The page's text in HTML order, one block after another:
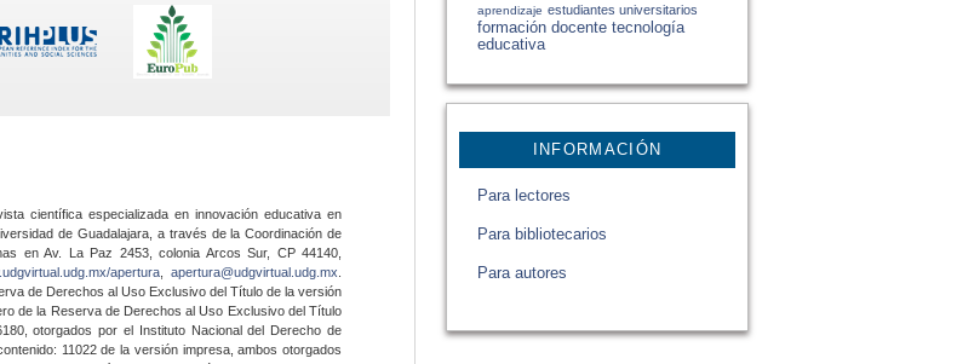
aprendizaje estudiantes universitarios
formación docente tecnología
educativa
INFORMACIÓN
Para lectores
Para bibliotecarios
Para autores
científica especializada en innovación educativa en
de Guadalajara, a través de la Coordinación de
en Av. La Paz 2453, colonia Arcos Sur, CP 44140,
apertura apertura@udgvirtual.udg.mx
de Derechos al Uso Exclusivo del Título de la versión
de la Reserva de Derechos al Uso Exclusivo del Título
otorgados por el Instituto Nacional del Derecho de
11022 de la versión impresa, ambos otorgados